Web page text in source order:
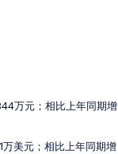
万元；相比上年同期增
美元；相比上年同期增